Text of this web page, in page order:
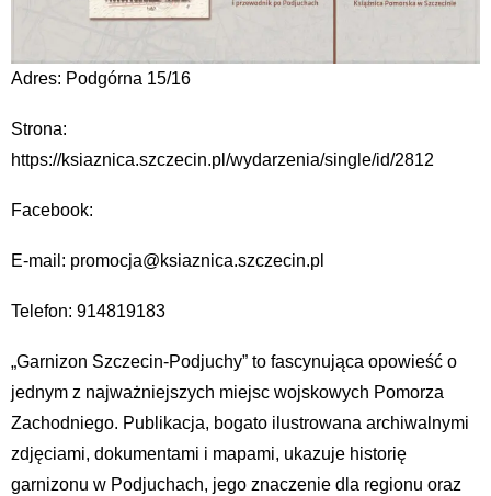
Adres: Podgórna 15/16
Strona:
https://ksiaznica.szczecin.pl/wydarzenia/single/id/2812
Facebook:
E-mail: promocja@ksiaznica.szczecin.pl
Telefon: 914819183
„Garnizon Szczecin-Podjuchy” to fascynująca opowieść o
jednym z najważniejszych miejsc wojskowych Pomorza
Zachodniego. Publikacja, bogato ilustrowana archiwalnymi
zdjęciami, dokumentami i mapami, ukazuje historię
garnizonu w Podjuchach, jego znaczenie dla regionu oraz